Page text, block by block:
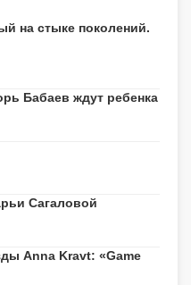
на стыке поколений.
Бабаев ждут ребенка
Сагаловой
Anna Kravt: «Game